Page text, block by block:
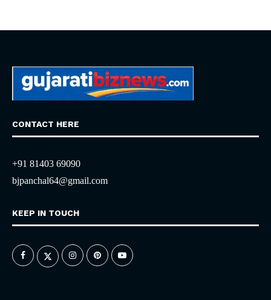
CONTACT HERE
+91 81403 69090
bjpanchal64@gmail.com
KEEP IN TOUCH